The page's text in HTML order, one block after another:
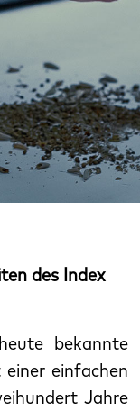
des Index
bekannte
einfachen
Jahre